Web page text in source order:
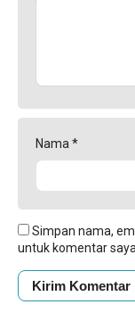
Nama *
Simpan nama,
untuk komentar